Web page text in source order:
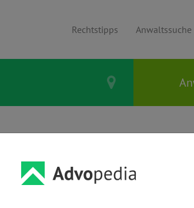
Rechtstipps Anwaltssuche